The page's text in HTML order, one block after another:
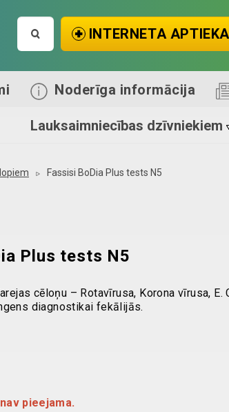
INTERNETA APTIEKA
Noderīga informācija
Lauksaimniecības dzīvniekiem
Fassisi BoDia Plus tests N5
Plus tests N5
cēloņu – Rotavīrusa, Korona vīrusa, E.
diagnostikai fekālijās.
pieejama.